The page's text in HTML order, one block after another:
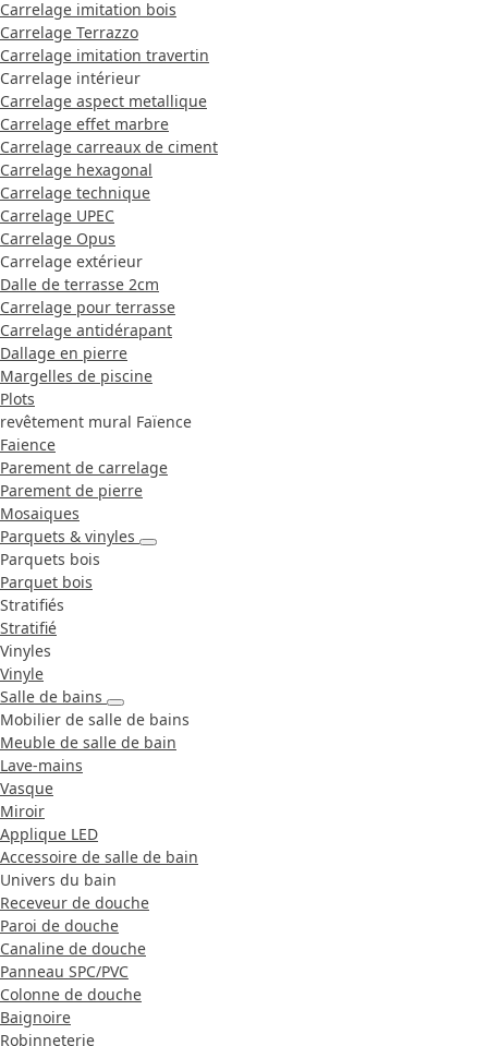
Carrelage imitation bois
Carrelage Terrazzo
Carrelage imitation travertin
Carrelage intérieur
Carrelage aspect metallique
Carrelage effet marbre
Carrelage carreaux de ciment
Carrelage hexagonal
Carrelage technique
Carrelage UPEC
Carrelage Opus
Carrelage extérieur
Dalle de terrasse 2cm
Carrelage pour terrasse
Carrelage antidérapant
Dallage en pierre
Margelles de piscine
Plots
revêtement mural Faïence
Faience
Parement de carrelage
Parement de pierre
Mosaiques
Parquets & vinyles
Parquets bois
Parquet bois
Stratifiés
Stratifié
Vinyles
Vinyle
Salle de bains
Mobilier de salle de bains
Meuble de salle de bain
Lave-mains
Vasque
Miroir
Applique LED
Accessoire de salle de bain
Univers du bain
Receveur de douche
Paroi de douche
Canaline de douche
Panneau SPC/PVC
Colonne de douche
Baignoire
Robinneterie